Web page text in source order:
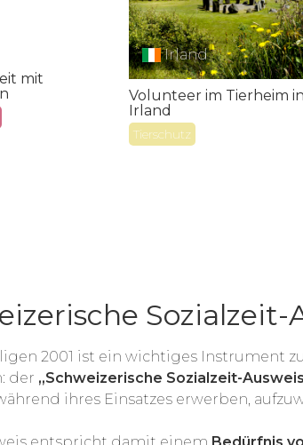
mit
Irland
Volunteer im Tierheim in
Irland
Tierschutz
Sozialzeit-
2001 ist ein wichtiges Instrument
der „Schweizerische Sozialzeit-
ihres Einsatzes erwerben,